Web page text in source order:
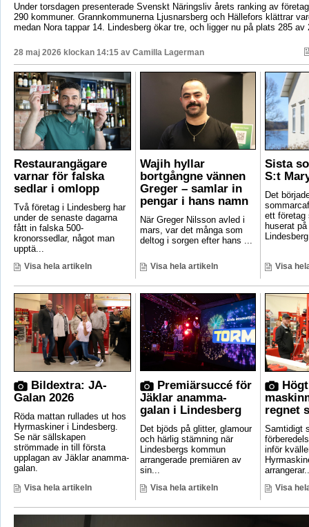
Under torsdagen presenterade Svenskt Näringsliv årets ranking av
290 kommuner. Grannkommunerna Ljusnarsberg och Hällefors klättrar
medan Nora tappar 14. Lindesberg ökar tre, och ligger nu på plats 285 av
28 maj 2026 klockan 14:15 av Camilla Lagerman
Restaurangägare
varnar för falska
sedlar i omlopp
Två företag i Lindesberg har
under de senaste dagarna
fått in falska 500-
kronorssedlar, något man
upptä...
Visa hela artikeln
Wajih hyllar
bortgångne vännen
Greger – samlar in
pengar i hans namn
När Greger Nilsson avled i
mars, var det många som
deltog i sorgen efter hans ...
Visa hela artikeln
Sista
S:t
Det
ett företag
huserat
Visa
Bildextra: JA-
Galan 2026
Röda mattan rullades ut hos
Hyrmaskiner i Lindesberg.
Se när sällskapen
strömmade in till första
upplagan av Jäklar anamma-
galan.
Visa hela artikeln
Premiärsuccé för
Jäklar anamma-
galan i Lindesberg
Det bjöds på glitter, glamour
och härlig stämning när
Lindesbergs kommun
arrangerade premiären av
sin...
Visa hela artikeln
regnet
Samtidigt
inför
Visa